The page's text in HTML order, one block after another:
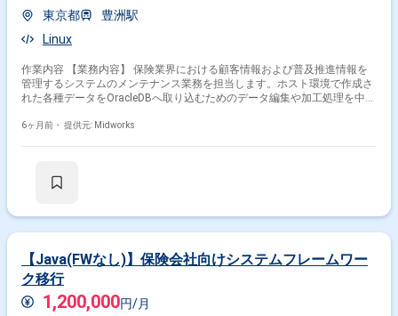
東京都
豊洲駅
Linux
作業内容 【業務内容】 保険業界における顧客情報および普及推進情報を
管理するシステムのメンテナンス業務を担当します。ホスト環境で作成さ
れた各種データをOracleDBへ取り込むためのデータ編集や加工処理を中心
から参画し、既存システムの仕様を理解した上で、将来のリリースを見据
合修正 ・システムメンテナンス対応
6ヶ月前・ 提供元: Midworks
【Java(FWなし)】保険会社向けシステムフレームワー
ク移行
1,200,000円/月